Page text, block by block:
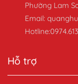
Phường Lam
Email:
Hỗ trợ